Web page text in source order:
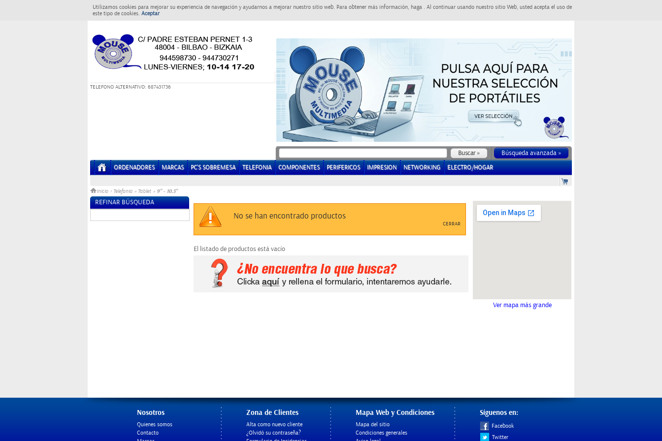
Utilizamos cookies para mejorar su experiencia de navegación y ayudarnos a mejorar nuestro sitio web. Para obtener más información, haga . Al continuar usando nuestro sitio Web, usted acepta el uso de
este tipo de cookies. Aceptar
TELEFONO ALTERNATIVO: 687431736
Búsqueda avanzada »
ORDENADORES MARCAS PC'S SOBREMESA TELEFONIA COMPONENTES PERIFERICOS IMPRESION NETWORKING ELECTRO/HOGAR
Inicio > Telefonia » Tablet » 9" - 10.5"
REFINAR BÚSQUEDA
No se han encontrado productos
CERRAR
El listado de productos está vacío
Ver mapa más grande
Nosotros
Quienes somos
Contacto
Zona de Clientes
Alta como nuevo cliente
¿Olvidó su contraseña?
Mapa Web y Condiciones
Mapa del sitio
Condiciones generales
Síguenos en:
Facebook
Twitter